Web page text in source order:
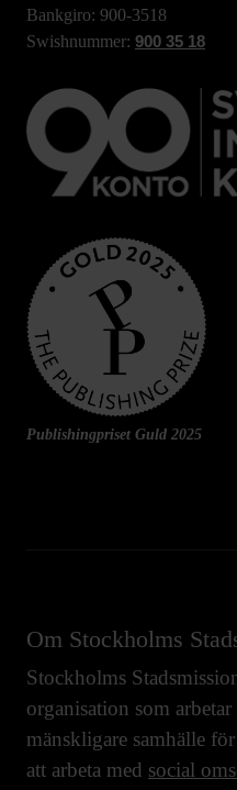
Bankgiro: 900-3518
Swishnummer: 900 35 18
Publishingpriset Guld 2025
Om Stockholms
Stockholms
organisation som
mänskligare samhälle
att arbeta med social